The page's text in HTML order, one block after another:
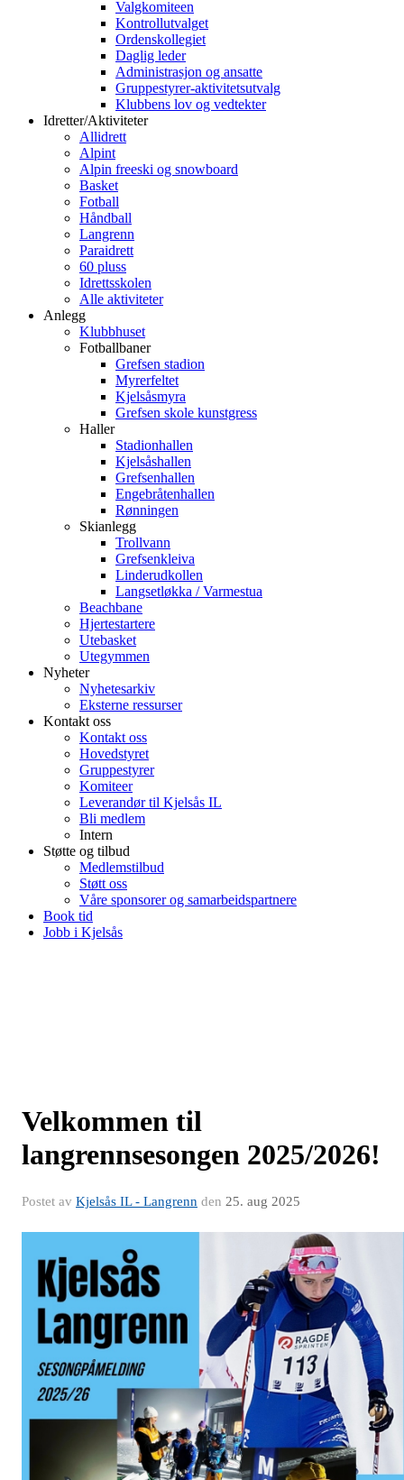
Valgkomiteen
Kontrollutvalget
Ordenskollegiet
Daglig leder
Administrasjon og ansatte
Gruppestyrer-aktivitetsutvalg
Klubbens lov og vedtekter
Idretter/Aktiviteter
Allidrett
Alpint
Alpin freeski og snowboard
Basket
Fotball
Håndball
Langrenn
Paraidrett
60 pluss
Idrettsskolen
Alle aktiviteter
Anlegg
Klubbhuset
Fotballbaner
Grefsen stadion
Myrerfeltet
Kjelsåsmyra
Grefsen skole kunstgress
Haller
Stadionhallen
Kjelsåshallen
Grefsenhallen
Engebråtenhallen
Rønningen
Skianlegg
Trollvann
Grefsenkleiva
Linderudkollen
Langsetløkka / Varmestua
Beachbane
Hjertestartere
Utebasket
Utegymmen
Nyheter
Nyhetesarkiv
Eksterne ressurser
Kontakt oss
Kontakt oss
Hovedstyret
Gruppestyrer
Komiteer
Leverandør til Kjelsås IL
Bli medlem
Intern
Støtte og tilbud
Medlemstilbud
Støtt oss
Våre sponsorer og samarbeidspartnere
Book tid
Jobb i Kjelsås
Velkommen til
langrennsesongen 2025/2026!
Postet av Kjelsås IL - Langrenn den 25. aug 2025